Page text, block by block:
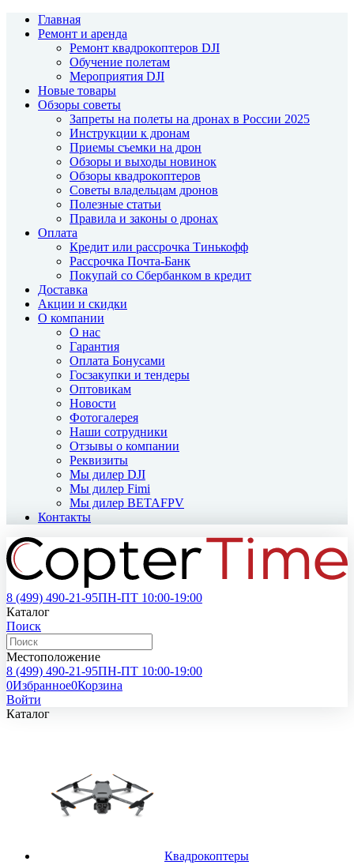
Главная
Ремонт и аренда
Ремонт квадрокоптеров DJI
Обучение полетам
Мероприятия DJI
Новые товары
Обзоры советы
Запреты на полеты на дронах в России 2025
Инструкции к дронам
Приемы съемки на дрон
Обзоры и выходы новинок
Обзоры квадрокоптеров
Советы владельцам дронов
Полезные статьи
Правила и законы о дронах
Оплата
Кредит или рассрочка Тинькофф
Рассрочка Почта-Банк
Покупай со Сбербанком в кредит
Доставка
Акции и скидки
О компании
О нас
Гарантия
Оплата Бонусами
Госзакупки и тендеры
Оптовикам
Новости
Фотогалерея
Наши сотрудники
Отзывы о компании
Реквизиты
Мы дилер DJI
Мы дилер Fimi
Мы дилер BETAFPV
Контакты
8 (499) 490-21-95ПН-ПТ 10:00-19:00
Каталог
Поиск
Местоположение
8 (499) 490-21-95ПН-ПТ 10:00-19:00
0Избранное0Корзина
Войти
Каталог
Квадрокоптеры